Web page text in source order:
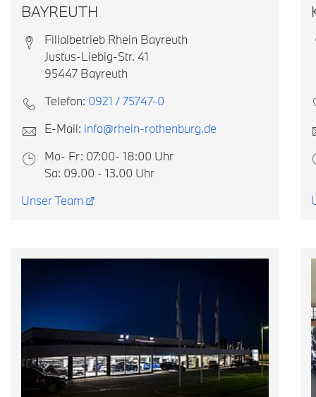
BAYREUTH
Filialbetrieb Rhein Bayreuth
Justus-Liebig-Str. 41
95447 Bayreuth
Telefon: 0921 / 75747-0
E-Mail: info@rhein-rothenburg.de
Mo- Fr: 07:00- 18:00 Uhr
Sa: 09.00 - 13.00 Uhr
Unser Team